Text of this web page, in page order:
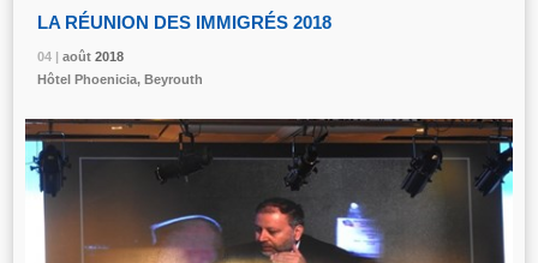
04 | août 2018
LA RÉUNION DES IMMIGRÉS 2018
04 | août 2018
Hôtel Phoenicia, Beyrouth
04 | août 2018